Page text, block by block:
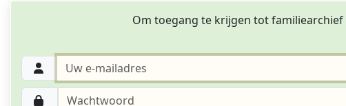
Om toegang te krijgen tot familiearchief